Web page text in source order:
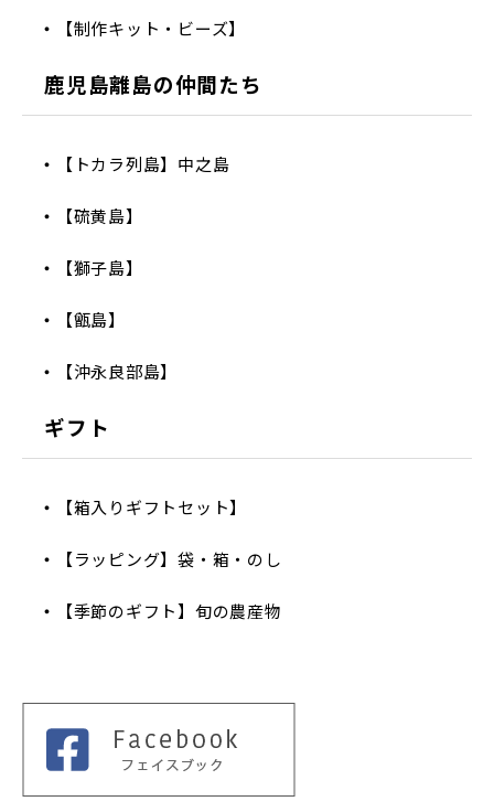
【制作キット・ビーズ】
鹿児島離島の仲間たち
【トカラ列島】中之島
【硫黄島】
【獅子島】
【甑島】
【沖永良部島】
ギフト
【箱入りギフトセット】
【ラッピング】袋・箱・のし
【季節のギフト】旬の農産物